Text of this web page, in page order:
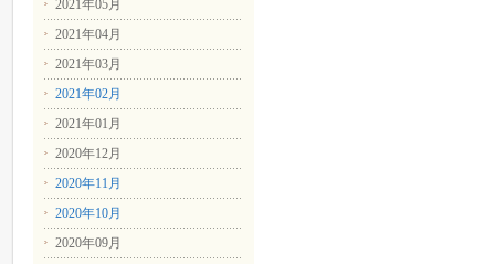
2021年05月
2021年04月
2021年03月
2021年02月
2021年01月
2020年12月
2020年11月
2020年10月
2020年09月